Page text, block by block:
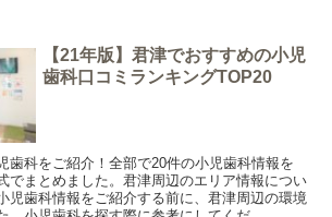
【21年版】君津でおすすめの小児
歯科口コミランキングTOP20
歯科をご紹介！全部で20件の小児歯科情報を
でまとめました。君津周辺のエリア情報につい
児歯科情報をご紹介する前に、君津周辺の環境